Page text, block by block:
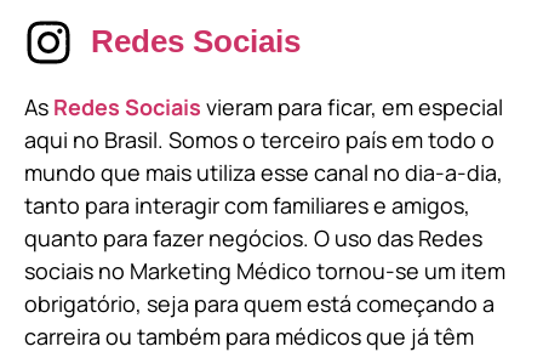
Redes Sociais
As Redes Sociais vieram para ficar, em especial
aqui no Brasil. Somos o terceiro país em todo o
mundo que mais utiliza esse canal no dia-a-dia,
tanto para interagir com familiares e amigos,
quanto para fazer negócios. O uso das Redes
sociais no Marketing Médico tornou-se um item
obrigatório, seja para quem está começando a
carreira ou também para médicos que já têm